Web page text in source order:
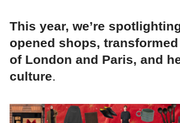
This year, we’re
opened shops,
of London and Paris, and
culture.